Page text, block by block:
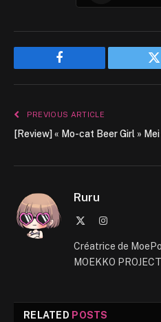
Facebook
PREVIOUS ARTICLE
[Review] « Mo-cat Beer Girl »
Ruru
Instagram
Créatrice de
MOEKKO
RELATED POSTS